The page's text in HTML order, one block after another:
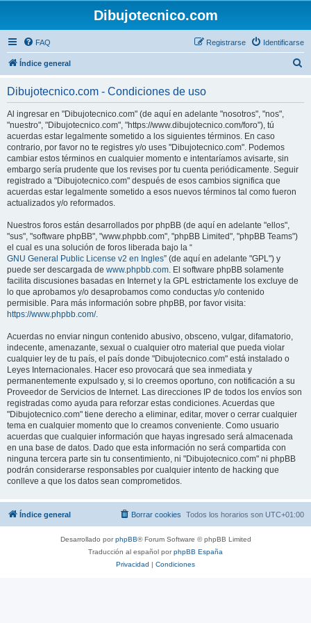
Dibujotecnico.com
FAQ Identificarse
Registrarse
Índice general
Dibujotecnico.com - Condiciones de uso
Al ingresar en "Dibujotecnico.com" (de aquí en adelante "nosotros", "nos",
"nuestro", "Dibujotecnico.com", "https://www.dibujotecnico.com/foro"), tú
acuerdas estar legalmente sometido a los siguientes términos. En caso
contrario, por favor no te registres y/o uses "Dibujotecnico.com". Podemos
cambiar estos términos en cualquier momento e intentaríamos avisarte, sin
embargo sería prudente que los revises por tu cuenta periódicamente. Seguir
registrado a "Dibujotecnico.com" después de esos cambios significa que
acuerdas estar legalmente sometido a esos nuevos términos tal como fueron
actualizados y/o reformados.
Nuestros foros están desarrollados por phpBB (de aquí en adelante "ellos",
"sus", "software phpBB", "www.phpbb.com", "phpBB Limited", "phpBB Teams")
el cual es una solución de foros liberada bajo la “
GNU General Public License v2 en Ingles” (de aquí en adelante "GPL") y
puede ser descargada de www.phpbb.com. El software phpBB solamente
facilita discusiones basadas en Internet y la GPL estrictamente los excluye de
lo que aprobamos y/o desaprobamos como conductas y/o contenido
permisible. Para más información sobre phpBB, por favor visita:
https://www.phpbb.com/.
Acuerdas no enviar ningun contenido abusivo, obsceno, vulgar, difamatorio,
indecente, amenazante, sexual o cualquier otro material que pueda violar
cualquier ley de tu país, el país donde "Dibujotecnico.com" está instalado o
Leyes Internacionales. Hacer eso provocará que sea inmediata y
permanentemente expulsado y, si lo creemos oportuno, con notificación a su
Proveedor de Servicios de Internet. Las direcciones IP de todos los envíos son
registradas como ayuda para reforzar estas condiciones. Acuerdas que
"Dibujotecnico.com" tiene derecho a eliminar, editar, mover o cerrar cualquier
tema en cualquier momento que lo creamos conveniente. Como usuario
acuerdas que cualquier información que hayas ingresado será almacenada
en una base de datos. Dado que esta información no será compartida con
ninguna tercera parte sin tu consentimiento, ni "Dibujotecnico.com" ni phpBB
podrán considerarse responsables por cualquier intento de hacking que
conlleve a que los datos sean comprometidos.
Índice general Todos los horarios son UTC+01:00
Borrar cookies
Desarrollado porphpBB® Forum Software © phpBB Limited
Traducción al español porphpBB España
Privacidad | Condiciones